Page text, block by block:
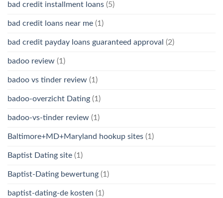
bad credit installment loans (5)
bad credit loans near me (1)
bad credit payday loans guaranteed approval (2)
badoo review (1)
badoo vs tinder review (1)
badoo-overzicht Dating (1)
badoo-vs-tinder review (1)
Baltimore+MD+Maryland hookup sites (1)
Baptist Dating site (1)
Baptist-Dating bewertung (1)
baptist-dating-de kosten (1)